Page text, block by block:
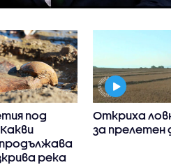
под
река
Откриха
за прелетен